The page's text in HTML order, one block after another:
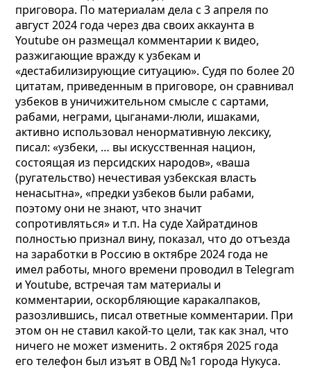
приговора. По материалам дела с 3 апреля по
август 2024 года через два своих аккаунта в
Youtube он размещал комментарии к видео,
разжигающие вражду к узбекам и
«дестабилизирующие ситуацию». Судя по более 20
цитатам, приведенным в приговоре, он сравнивал
узбеков в уничижительном смысле с сартами,
рабами, неграми, цыганами-люли, ишаками,
активно использовал ненормативную лексику,
писал: «узбеки, … вы искусственная национ,
состоящая из персидских народов», «ваша
(ругательство) нечестивая узбекская власть
ненасытна», «предки узбеков были рабами,
поэтому они не знают, что значит
сопротивляться» и т.п. На суде Хайратдинов
полностью признал вину, показал, что до отъезда
на заработки в Россию в октябре 2024 года не
имел работы, много времени проводил в Telegram
и Youtube, встречая там материалы и
комментарии, оскорбляющие каракалпаков,
разозлившись, писал ответные комментарии. При
этом он не ставил какой-то цели, так как знал, что
ничего не может изменить. 2 октября 2025 года
его телефон был изъят в ОВД №1 города Нукуса.